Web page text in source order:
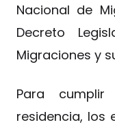
Nacional de
Decreto
Migraciones y
Para
residencia, los